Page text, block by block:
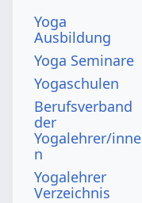
Yoga
Ausbildung
Yoga Seminare
Yogaschulen
Berufsverband
der
Yogalehrer/inne
n
Yogalehrer
Verzeichnis